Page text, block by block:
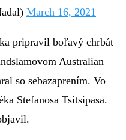
March 16, 2021
pripravil boľavý chrbát
Australian
so sebazaprením. Vo
Stefanosa Tsitsipasa.